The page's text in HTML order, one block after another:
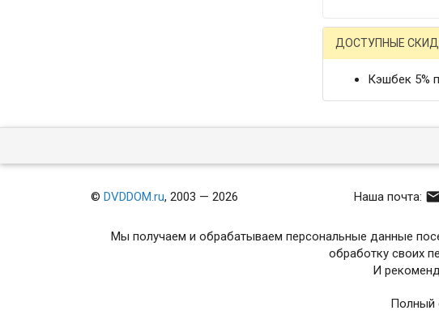
ДОСТУПНЫЕ
Кэшбек 5%
©DVDDOM.ru, 2003 — 2026 Наша почта:
Мы получаем и обрабатываем персональные данные
обработку своих
И
Полный